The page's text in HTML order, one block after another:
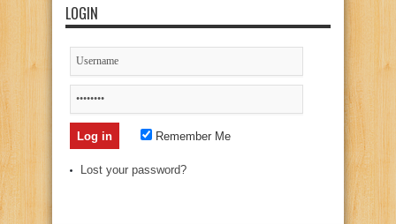
LOGIN
Remember Me
Lost your password?